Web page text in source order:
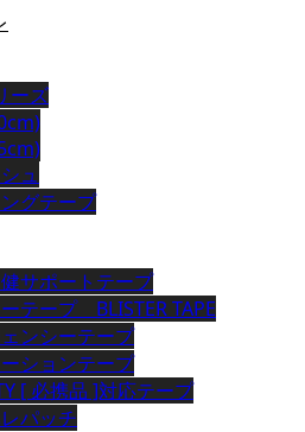
ーズ
ュ
グテープ
サポートテープ
テープ BLISTER TAPE
ンシーテープ
ションテープ
[ 必携品 ]対応テープ
パッチ